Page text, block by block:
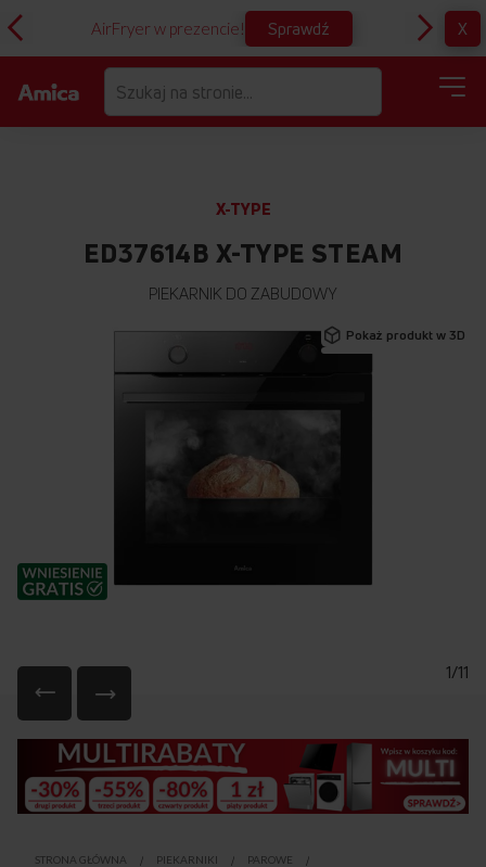
AirFryer w prezencie! Sprawdź X
X-TYPE
ED37614B X-TYPE STEAM
PIEKARNIK DO ZABUDOWY
Pokaż produkt w 3D
1/11
początek
galerii
STRONA GŁÓWNA PIEKARNIKI
PAROWE